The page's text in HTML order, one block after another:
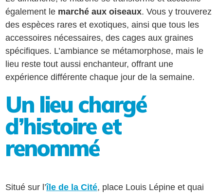
également le marché aux oiseaux. Vous y trouverez
des espèces rares et exotiques, ainsi que tous les
accessoires nécessaires, des cages aux graines
spécifiques. L’ambiance se métamorphose, mais le
lieu reste tout aussi enchanteur, offrant une
expérience différente chaque jour de la semaine.
Un lieu chargé
d’histoire et
renommé
Situé sur l’île de la Cité, place Louis Lépine et quai